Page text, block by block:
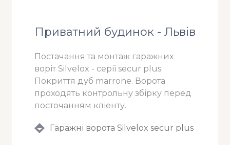
Приватний будинок - Львів
Постачання та монтаж гаражних
воріт Silvelox - серії secur plus.
Покриття дуб marrone. Ворота
проходять контрольну збірку перед
посточанням кліенту.
Гаражні ворота Silvelox secur plus